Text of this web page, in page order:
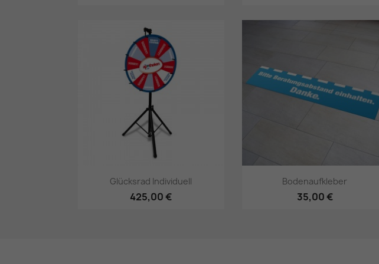
Vorschau
Glücksrad Individuell
425,00 €
Vorschau
Bodenaufkleber
35,00 €